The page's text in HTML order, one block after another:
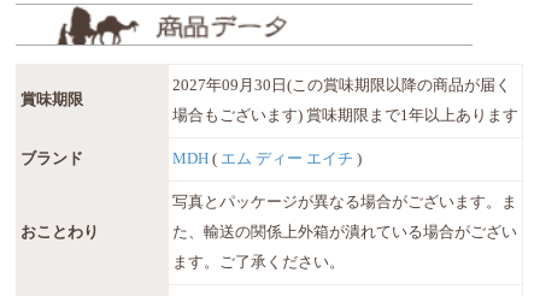
賞味期限
2027年09月30日(この賞味期限以降の商品が届く
場合もございます) 賞味期限まで1年以上あります
ブランド MDH ( エム ディー エイチ )
おことわり
写真とパッケージが異なる場合がございます。ま
た、輸送の関係上外箱が潰れている場合がござい
ます。ご了承ください。